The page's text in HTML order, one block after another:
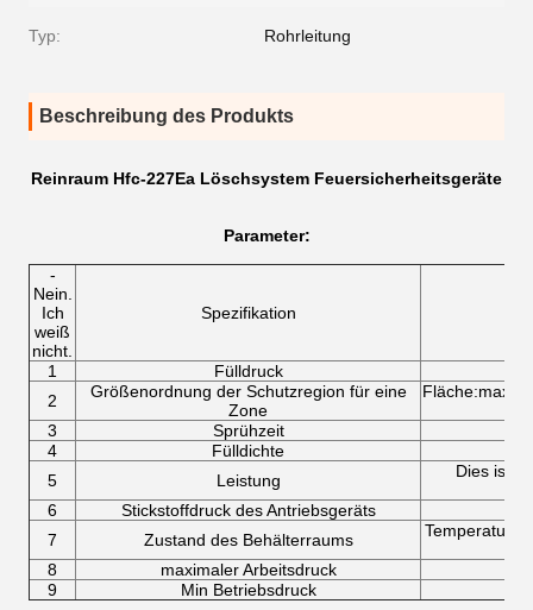
Typ: Rohrleitung
Beschreibung des Produkts
Reinraum Hfc-227Ea Löschsystem Feuersicherheitsgeräte
Parameter:
-
Nein.
Ich
weiß
nicht.
Spezifikation
1
Fülldruck
2
Größenordnung der Schutzregion für eine
Zone
Fläche:max
3
Sprühzeit
4
Fülldichte
5
Leistung Dies ist
6 Stickstoffdruck des Antriebsgeräts
7
Zustand des Behälterraums Temperatur: -
8
maximaler Arbeitsdruck
9
Min Betriebsdruck